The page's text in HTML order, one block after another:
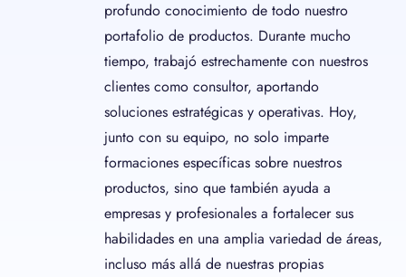
profundo conocimiento de todo nuestro
portafolio de productos. Durante mucho
tiempo, trabajó estrechamente con nuestros
clientes como consultor, aportando
soluciones estratégicas y operativas. Hoy,
junto con su equipo, no solo imparte
formaciones específicas sobre nuestros
productos, sino que también ayuda a
empresas y profesionales a fortalecer sus
habilidades en una amplia variedad de áreas,
incluso más allá de nuestras propias